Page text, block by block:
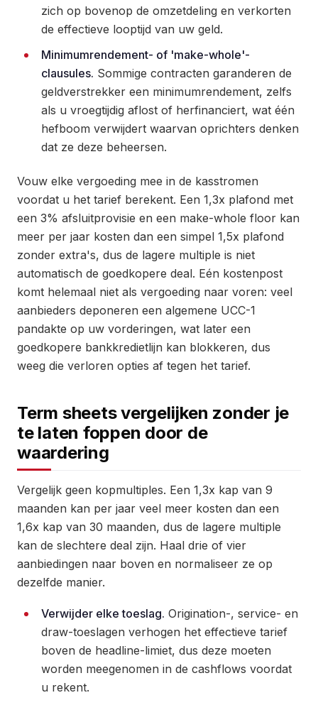
zich op bovenop de omzetdeling en verkorten
de effectieve looptijd van uw geld.
Minimumrendement- of 'make-whole'-
clausules. Sommige contracten garanderen de
geldverstrekker een minimumrendement, zelfs
als u vroegtijdig aflost of herfinanciert, wat één
hefboom verwijdert waarvan oprichters denken
dat ze deze beheersen.
Vouw elke vergoeding mee in de kasstromen
voordat u het tarief berekent. Een 1,3x plafond met
een 3% afsluitprovisie en een make-whole floor kan
meer per jaar kosten dan een simpel 1,5x plafond
zonder extra's, dus de lagere multiple is niet
automatisch de goedkopere deal. Eén kostenpost
komt helemaal niet als vergoeding naar voren: veel
aanbieders deponeren een algemene UCC-1
pandakte op uw vorderingen, wat later een
goedkopere bankkredietlijn kan blokkeren, dus
weeg die verloren opties af tegen het tarief.
Term sheets vergelijken zonder je
te laten foppen door de
waardering
Vergelijk geen kopmultiples. Een 1,3x kap van 9
maanden kan per jaar veel meer kosten dan een
1,6x kap van 30 maanden, dus de lagere multiple
kan de slechtere deal zijn. Haal drie of vier
aanbiedingen naar boven en normaliseer ze op
dezelfde manier.
Verwijder elke toeslag. Origination-, service- en
draw-toeslagen verhogen het effectieve tarief
boven de headline-limiet, dus deze moeten
worden meegenomen in de cashflows voordat
u rekent.